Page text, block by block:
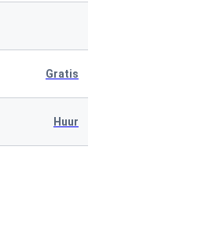
Gratis
Huur